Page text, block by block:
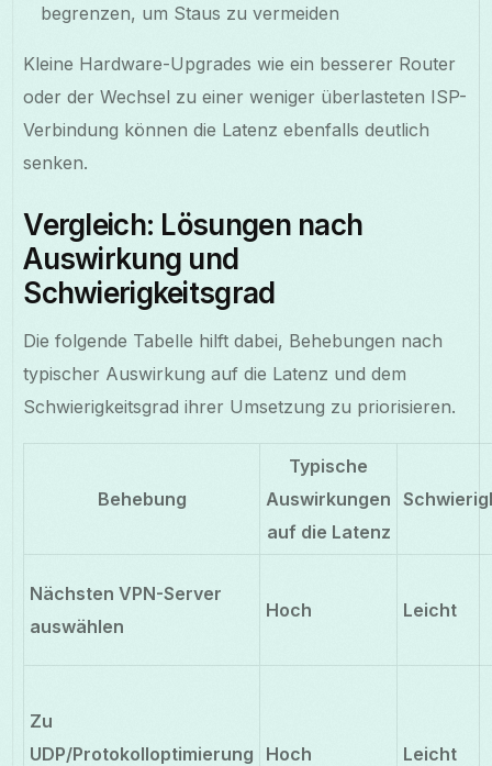
begrenzen, um Staus zu vermeiden
Kleine Hardware-Upgrades wie ein besserer Router
oder der Wechsel zu einer weniger überlasteten ISP-
Verbindung können die Latenz ebenfalls deutlich
senken.
Vergleich: Lösungen nach
Auswirkung und
Schwierigkeitsgrad
Die folgende Tabelle hilft dabei, Behebungen nach
typischer Auswirkung auf die Latenz und dem
Schwierigkeitsgrad ihrer Umsetzung zu priorisieren.
Behebung
Typische
Auswirkungen
auf die Latenz
Nächsten VPN-Server
auswählen
Hoch Leicht
Zu
UDP/Protokolloptimierung
Hoch Leicht